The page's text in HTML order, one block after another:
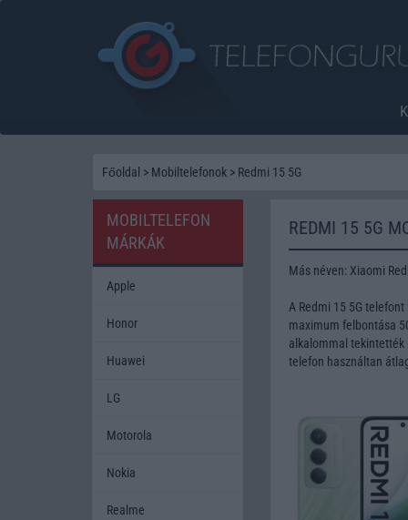
Főoldal > Mobiltelefonok > Redmi 15 5G
REDMI 15 5G
Más néven: Xiaomi
A Redmi 15 5G
maximum felbontása
alkalommal tekintették
telefon használtan
MOBILTELEFON
MÁRKÁK
Apple
Honor
Huawei
LG
Motorola
Nokia
Realme